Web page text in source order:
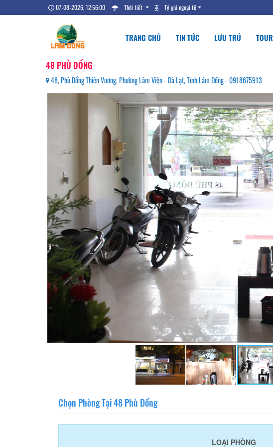
07-08-2026, 12:56:02 Thời tiết Tỷ giá ngoại tệ
TRANG CHỦ TIN TỨC LƯU TRÚ TOUR
48 PHÙ ĐỔNG
48, Phù Đổng Thiên Vương, Phường Lâm Viên - Đà Lạt, Tỉnh Lâm Đồng - 0918675913
Chọn Phòng Tại 48 Phù Đổng
LOẠI PHÒNG